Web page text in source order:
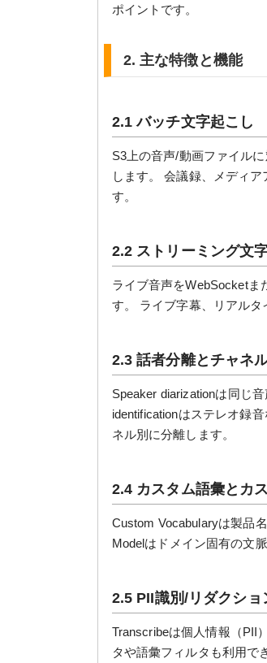
ポイントです。
2. 主な特徴と機能
2.1 バッチ文字起こし
S3上の音声/動画ファイル
します。 会議録、メディ
す。
2.2 ストリーミング文
ライブ音声をWebSocketま
す。 ライブ字幕、リアルタ
2.3 話者分離とチャネ
Speaker diarizationは同じ
identificationはステレオ録
ネル別に分離します。
2.4 カスタム語彙とカ
Custom Vocabularyは製品
Modelはドメイン固有の文
2.5 PII識別/リダクシ
Transcribeは個人情報（PII
タや語彙フィルタも利用で